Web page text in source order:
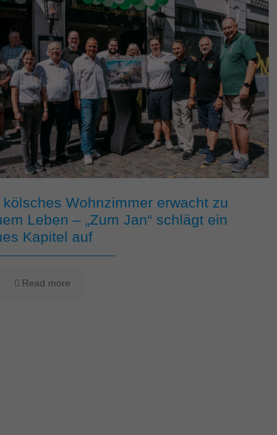
kölsches Wohnzimmer erwacht zu
Leben – „Zum Jan“ schlägt ein
Kapitel auf
Read more